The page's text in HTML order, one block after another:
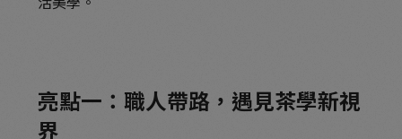
亮點一：職人帶路，遇見茶學新視
界